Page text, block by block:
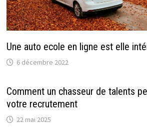
Une auto ecole en ligne est elle
6 décembre 2022
Comment un chasseur de talents
votre recrutement
22 mai 2025